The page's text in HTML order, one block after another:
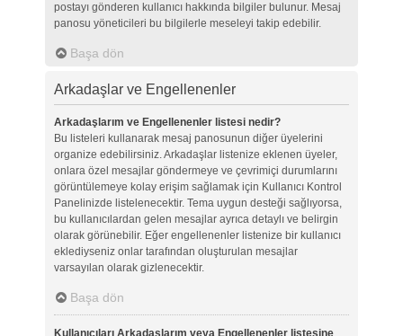
postayı gönderen kullanıcı hakkında bilgiler bulunur. Mesaj
panosu yöneticileri bu bilgilerle meseleyi takip edebilir.
Başa dön
Arkadaşlar ve Engellenenler
Arkadaşlarım ve Engellenenler listesi nedir?
Bu listeleri kullanarak mesaj panosunun diğer üyelerini
organize edebilirsiniz. Arkadaşlar listenize eklenen üyeler,
onlara özel mesajlar göndermeye ve çevrimiçi durumlarını
görüntülemeye kolay erişim sağlamak için Kullanıcı Kontrol
Panelinizde listelenecektir. Tema uygun desteği sağlıyorsa,
bu kullanıcılardan gelen mesajlar ayrıca detaylı ve belirgin
olarak görünebilir. Eğer engellenenler listenize bir kullanıcı
eklediyseniz onlar tarafından oluşturulan mesajlar
varsayılan olarak gizlenecektir.
Başa dön
Kullanıcıları Arkadaşlarım veya Engellenenler listesine